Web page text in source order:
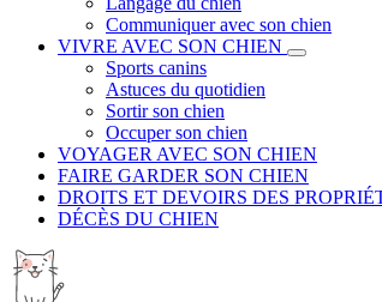
Communiquer avec son chien
VIVRE AVEC SON CHIEN
Sports canins
Astuces du quotidien
Sortir son chien
Occuper son chien
VOYAGER AVEC SON CHIEN
FAIRE GARDER SON CHIEN
DROITS ET DEVOIRS DES
DÉCÈS DU CHIEN